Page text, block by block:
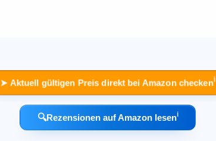
➤ Aktuell gültigen Preis direkt bei Amazon checkenℹ︎
🔍Rezensionen auf Amazon lesenℹ︎